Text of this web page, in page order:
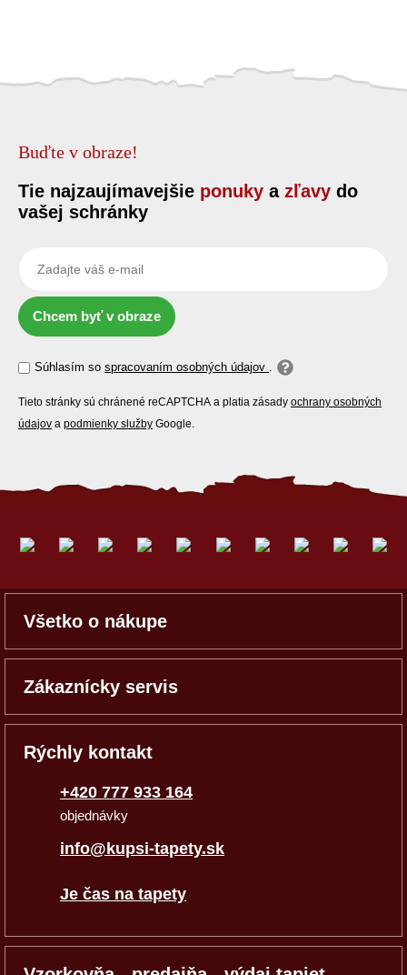
Buďte v obraze!
Tie najzaujímavejšie ponuky a zľavy do
vašej schránky
Chcem byť v obraze
Súhlasím so spracovaním osobných údajov .
Tieto stránky sú chránené reCAPTCHA a platia zásady ochrany osobných
údajov a podmienky služby Google.
Všetko o nákupe
Zákaznícky servis
Rýchly kontakt
+420 777 933 164
objednávky
info@kupsi-tapety.sk
Je čas na tapety